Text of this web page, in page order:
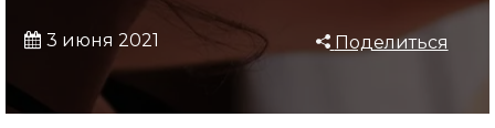
3 июня 2021 Поделиться